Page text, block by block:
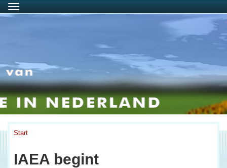
Menu
Start
IAEA begint